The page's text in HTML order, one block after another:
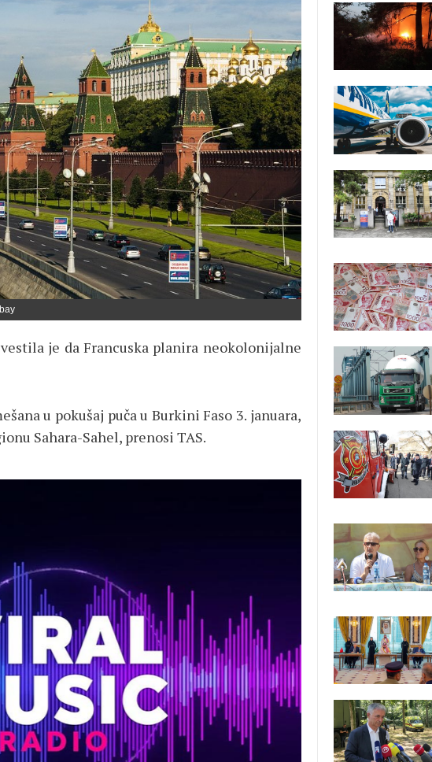
je da Francuska planira neokolonijalne
u pokušaj puča u Burkini Faso 3. januara,
Sahara-Sahel, prenosi TAS.